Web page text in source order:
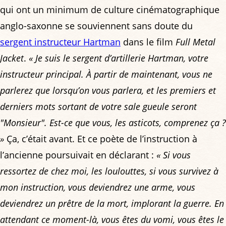
qui ont un minimum de culture cinématographique
anglo-saxonne se souviennent sans doute du
sergent instructeur Hartman dans le film Full Metal
Jacket. « Je suis le sergent d’artillerie Hartman, votre
instructeur principal. À partir de maintenant, vous ne
parlerez que lorsqu’on vous parlera, et les premiers et
derniers mots sortant de votre sale gueule seront
"Monsieur". Est-ce que vous, les asticots, comprenez ça ?
» Ça, c’était avant. Et ce poète de l’instruction à
l’ancienne poursuivait en déclarant : « Si vous
ressortez de chez moi, les loulouttes, si vous survivez à
mon instruction, vous deviendrez une arme, vous
deviendrez un prêtre de la mort, implorant la guerre. En
attendant ce moment-là, vous êtes du vomi, vous êtes le